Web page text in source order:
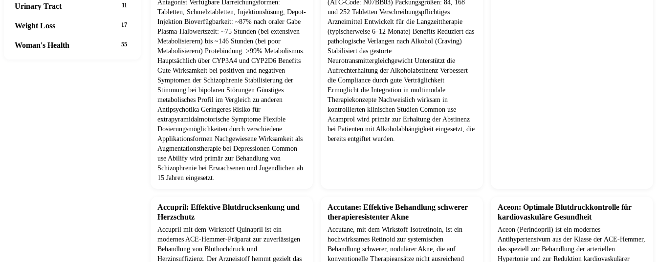
Antagonist Verfügbare Darreichungsformen:
Tabletten, Schmelztabletten, Injektionslösung, Depot-
Injektion Bioverfügbarkeit: ~87% nach oraler Gabe
Plasma-Halbwertszeit: ~75 Stunden (bei extensiven
Metabolisierern) bis ~146 Stunden (bei poor
Metabolisierern) Protebindung: >99% Metabolismus:
Hauptsächlich über CYP3A4 und CYP2D6 Benefits
Gute Wirksamkeit bei positiven und negativen
Symptomen der Schizophrenie Stabilisierung der
Stimmung bei bipolaren Störungen Günstiges
metabolisches Profil im Vergleich zu anderen
Antipsychotika Geringeres Risiko für
extrapyramidalmotorische Symptome Flexible
Dosierungsmöglichkeiten durch verschiedene
Applikationsformen Nachgewiesene Wirksamkeit als
Augmentationstherapie bei Depressionen Common
use Abilify wird primär zur Behandlung von
Schizophrenie bei Erwachsenen und Jugendlichen ab
15 Jahren eingesetzt.
(ATC-Code: N07BB03) Packungsgrößen: 84, 168
und 252 Tabletten Verschreibungspflichtiges
Arzneimittel Entwickelt für die Langzeittherapie
(typischerweise 6–12 Monate) Benefits Reduziert das
pathologische Verlangen nach Alkohol (Craving)
Stabilisiert das gestörte
Neurotransmittergleichgewicht Unterstützt die
Aufrechterhaltung der Alkoholabstinenz Verbessert
die Compliance durch gute Verträglichkeit
Ermöglicht die Integration in multimodale
Therapiekonzepte Nachweislich wirksam in
kontrollierten klinischen Studien Common use
Acamprol wird primär zur Erhaltung der Abstinenz
bei Patienten mit Alkoholabhängigkeit eingesetzt, die
bereits entgiftet wurden.
Accupril: Effektive Blutdrucksenkung und
Herzschutz
Accupril mit dem Wirkstoff Quinapril ist ein
modernes ACE-Hemmer-Präparat zur zuverlässigen
Behandlung von Bluthochdruck und
Herzinsuffizienz. Der Arzneistoff hemmt gezielt das
Accutane: Effektive Behandlung schwerer
therapieresistenter Akne
Accutane, mit dem Wirkstoff Isotretinoin, ist ein
hochwirksames Retinoid zur systemischen
Behandlung schwerer, nodulärer Akne, die auf
konventionelle Therapieansätze nicht ausreichend
Aceon: Optimale Blutdruckkontrolle für
kardiovaskuläre Gesundheit
Aceon (Perindopril) ist ein modernes
Antihypertensivum aus der Klasse der ACE-Hemmer,
das speziell zur Behandlung der arteriellen
Hypertonie und zur Reduktion kardiovaskulärer
Urinary Tract 11
Weight Loss 17
Woman's Health 55